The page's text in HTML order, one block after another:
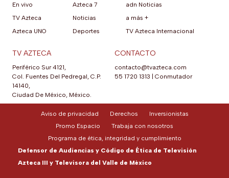
En vivo
TV Azteca
Azteca UNO
Azteca 7
Noticias
Deportes
adn Noticias
a más +
TV Azteca Internacional
TV AZTECA
Periférico Sur 4121,
Col. Fuentes Del Pedregal, C.P.
14140,
Ciudad De México, México.
CONTACTO
contacto@tvazteca.com
55 1720 1313 | Conmutador
Aviso de privacidad Derechos
Inversionistas
Promo Espacio
Trabaja con nosotros
Programa de ética, integridad y cumplimiento
Defensor de Audiencias y Código de Ética de Televisión
Azteca III y Televisora del Valle de México